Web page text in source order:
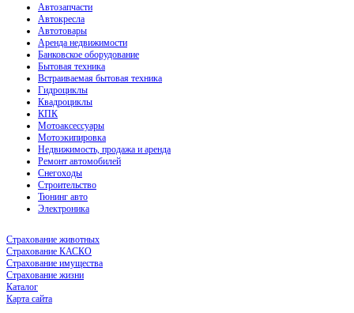
Автозапчасти
Автокресла
Автотовары
Аренда недвижимости
Банковское оборудование
Бытовая техника
Встраиваемая бытовая техника
Гидроциклы
Квадроциклы
КПК
Мотоаксессуары
Мотоэкипировка
Недвижимость, продажа и аренда
Ремонт автомобилей
Снегоходы
Строительство
Тюнинг авто
Электроника
Страхование животных
Страхование КАСКО
Страхование имущества
Страхование жизни
Каталог
Карта сайта